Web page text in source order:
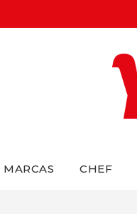
MARCAS CHEF